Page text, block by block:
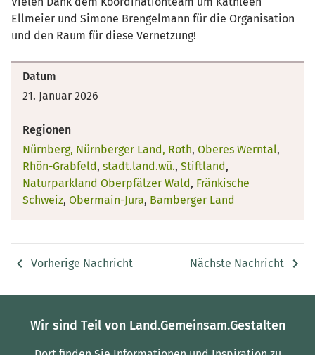
Ellmeier und Simone Brengelmann für die Organisation
und den Raum für diese Vernetzung!
Datum
21. Januar 2026
Regionen
Nürnberg, Nürnberger Land, Roth, Oberes Werntal,
Rhön-Grabfeld, stadt.land.wü., Stiftland,
Naturparkland Oberpfälzer Wald, Fränkische
Schweiz, Obermain-Jura, Bamberger Land
Vorherige Nachricht Nächste Nachricht
Wir sind Teil von Land.Gemeinsam.Gestalten